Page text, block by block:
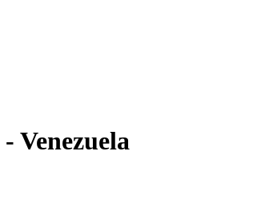
- Venezuela